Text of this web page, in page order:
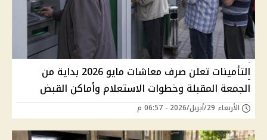
التأمينات تعلن صرف معاشات مايو 2026 بداية من
الجمعة المقبلة وخطوات الاستعلام وأماكن القبض
الأربعاء 29/أبريل/2026 - 06:57 م